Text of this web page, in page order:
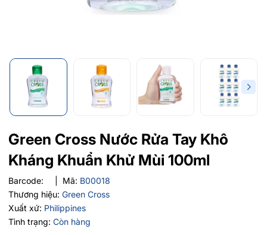
Green Cross Nước Rửa Tay Khô
Kháng Khuẩn Khử Mùi 100ml
Barcode: Mã: B00018
Thương hiệu: Green Cross
Xuất xứ: Philippines
Tình trạng: Còn hàng